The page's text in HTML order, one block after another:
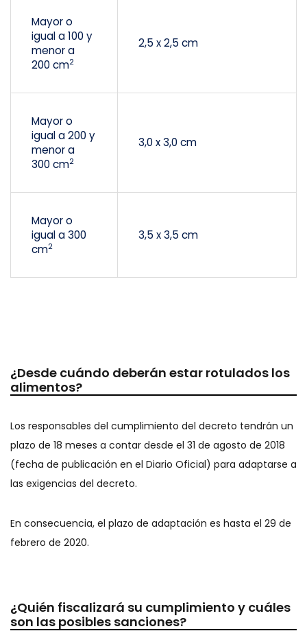
Mayor o
igual a 100 y
menor a
200 cm2
2,5 x 2,5 cm
Mayor o
igual a 200 y
menor a
300 cm2
3,0 x 3,0 cm
Mayor o
igual a 300
cm2
3,5 x 3,5 cm
¿Desde cuándo deberán estar rotulados los
alimentos?
Los responsables del cumplimiento del decreto tendrán un
plazo de 18 meses a contar desde el 31 de agosto de 2018
(fecha de publicación en el Diario Oficial) para adaptarse a
las exigencias del decreto.
En consecuencia, el plazo de adaptación es hasta el 29 de
febrero de 2020.
¿Quién fiscalizará su cumplimiento y cuáles
son las posibles sanciones?